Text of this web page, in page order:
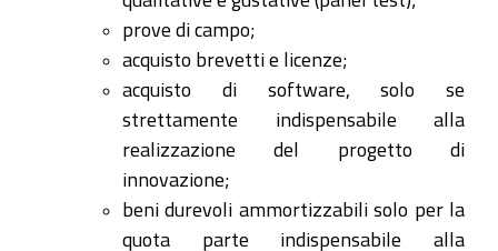
prove di campo;
acquisto brevetti e licenze;
acquisto di software, solo se
strettamente indispensabile alla
realizzazione del progetto di
innovazione;
beni durevoli ammortizzabili solo per la
quota parte indispensabile alla